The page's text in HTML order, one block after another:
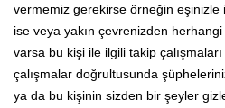
vermemiz gerekirse örneğin eşinizle
ise veya yakın çevrenizden
varsa bu kişi ile ilgili takip
çalışmalar doğrultusunda
ya da bu kişinin sizden bir şeyler